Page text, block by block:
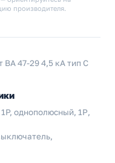
производителя.
ВА 47-29 4,5 кА тип С
однополюсный, 1Р,